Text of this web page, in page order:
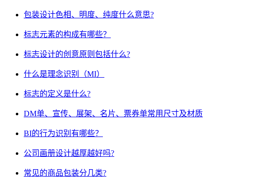
包装设计色相、明度、纯度什么意思?
标志元素的构成有哪些？
标志设计的创意原则包括什么?
什么是理念识别（MI）
标志的定义是什么?
DM单、宣传、展架、名片、票券单常用尺寸及材质
BI的行为识别有哪些？
公司画册设计越厚越好吗?
常见的商品包装分几类?